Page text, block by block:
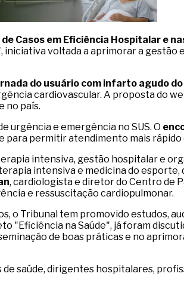
Casos em Eficiência Hospitalar e
voltada a aprimorar a gestão
do usuário com infarto agudo
cardiovascular. A proposta do
no país.
urgência e emergência no SUS. O
permitir atendimento mais rápido
intensiva, gestão hospitalar e
intensiva e medicina do esporte,
, cardiologista e diretor do Centro de
e ressuscitação cardiopulmonar.
o Tribunal tem promovido estudos,
"Eficiência na Saúde", já foram
de boas práticas e no
saúde, dirigentes hospitalares,